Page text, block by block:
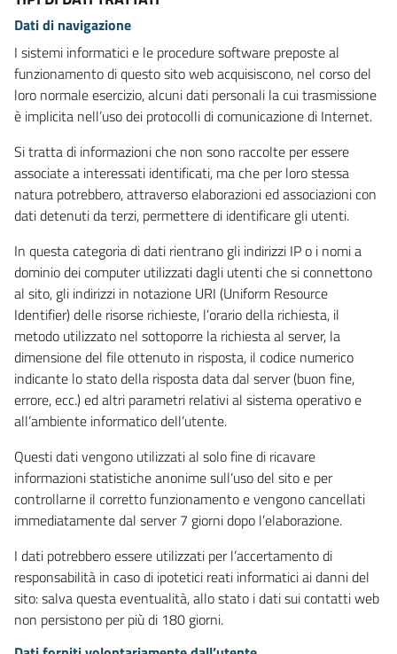
Dati di navigazione
I sistemi informatici e le procedure software preposte al
funzionamento di questo sito web acquisiscono, nel corso del
loro normale esercizio, alcuni dati personali la cui trasmissione
è implicita nell’uso dei protocolli di comunicazione di Internet.
Si tratta di informazioni che non sono raccolte per essere
associate a interessati identificati, ma che per loro stessa
natura potrebbero, attraverso elaborazioni ed associazioni con
dati detenuti da terzi, permettere di identificare gli utenti.
In questa categoria di dati rientrano gli indirizzi IP o i nomi a
dominio dei computer utilizzati dagli utenti che si connettono
al sito, gli indirizzi in notazione URI (Uniform Resource
Identifier) delle risorse richieste, l’orario della richiesta, il
metodo utilizzato nel sottoporre la richiesta al server, la
dimensione del file ottenuto in risposta, il codice numerico
indicante lo stato della risposta data dal server (buon fine,
errore, ecc.) ed altri parametri relativi al sistema operativo e
all’ambiente informatico dell’utente.
Questi dati vengono utilizzati al solo fine di ricavare
informazioni statistiche anonime sull’uso del sito e per
controllarne il corretto funzionamento e vengono cancellati
immediatamente dal server 7 giorni dopo l’elaborazione.
I dati potrebbero essere utilizzati per l’accertamento di
responsabilità in caso di ipotetici reati informatici ai danni del
sito: salva questa eventualità, allo stato i dati sui contatti web
non persistono per più di 180 giorni.